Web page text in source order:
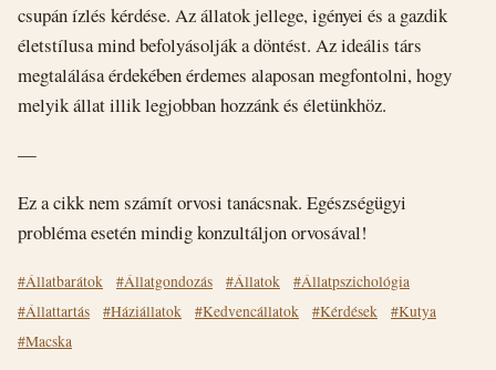
csupán ízlés kérdése. Az állatok jellege, igényei és a gazdik
életstílusa mind befolyásolják a döntést. Az ideális társ
megtalálása érdekében érdemes alaposan megfontolni, hogy
melyik állat illik legjobban hozzánk és életünkhöz.
—
Ez a cikk nem számít orvosi tanácsnak. Egészségügyi
probléma esetén mindig konzultáljon orvosával!
#Állatbarátok #Állatgondozás #Állatok
#Állatpszichológia
#Állattartás
#Háziállatok #Kedvencállatok #Kérdések
#Kutya
#Macska